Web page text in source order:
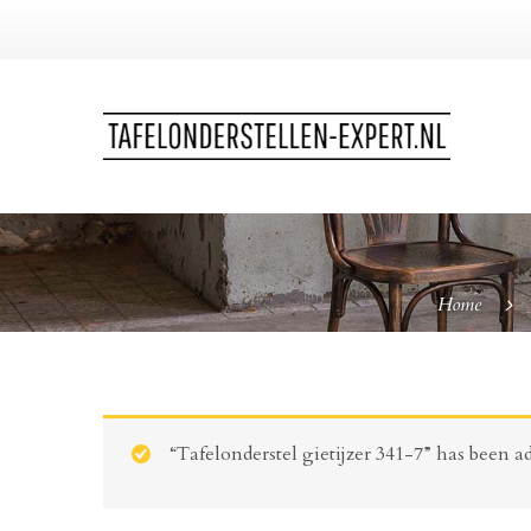
Home
“Tafelonderstel gietijzer 341-7” has been